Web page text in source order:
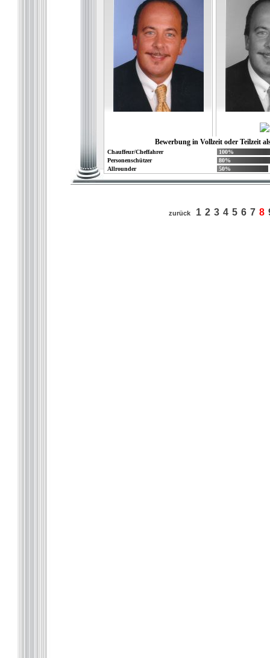
Bewerbung in Vollzeit oder Teilzeit
Chauffeur/Cheffahrer
100%
Personenschützer
80%
Allrounder
50%
zurück 1 2 3 4 5 6 7 8